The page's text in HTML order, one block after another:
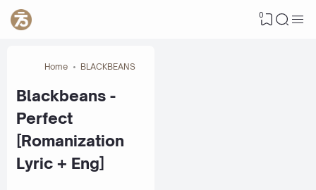
0
Home BLACKBEANS
Blackbeans -
Perfect
[Romanization
Lyric + Eng]